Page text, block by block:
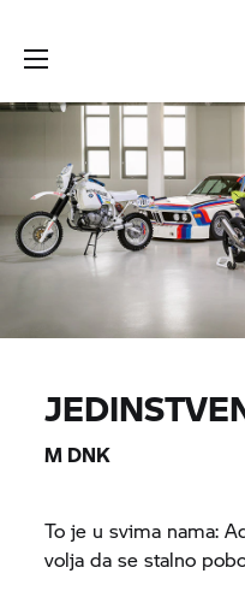
M DNK
To je u svima nama:
volja da se stalno